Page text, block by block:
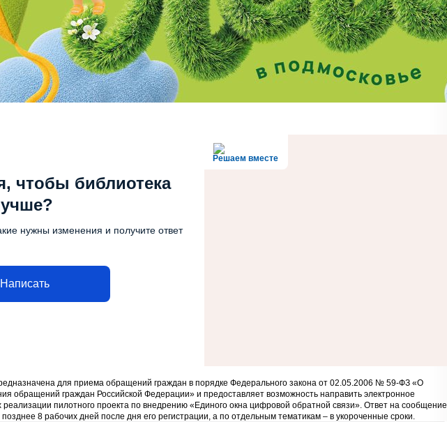
Решаем вместе
чтобы библиотека
нужны изменения и получите ответ
Написать
для приема обращений граждан в порядке Федерального закона от 02.05.2006 № 59-ФЗ «О
обращений граждан Российской Федерации» и предоставляет возможность направить электронное
пилотного проекта по внедрению «Единого окна цифровой обратной связи». Ответ на сообщение
8 рабочих дней после дня его регистрации, а по отдельным тематикам – в укороченные сроки.